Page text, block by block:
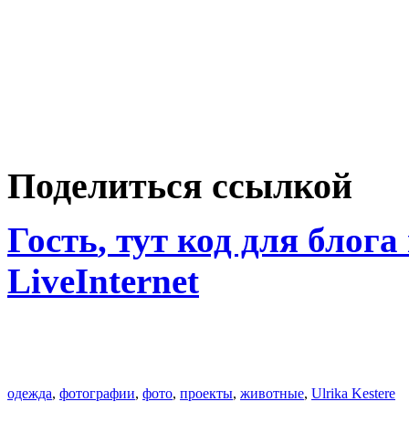
Поделиться ссылкой
Гость, тут код для
LiveInternet
одежда, фотографии, фото, проекты, животные, Ulrika Kestere